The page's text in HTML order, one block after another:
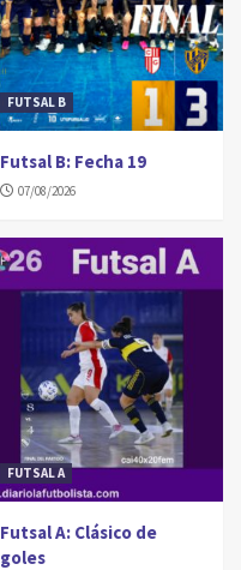
FUTSAL B
Futsal B: Fecha 19
07/08/2026
FUTSAL A
Futsal A: Clásico de
goles